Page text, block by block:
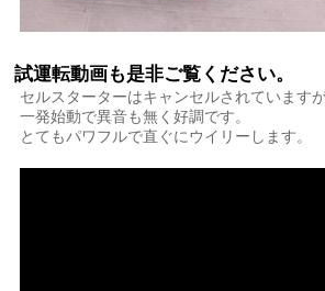
試運転動画も是非ご覧ください。
セルスターターはキャンセルされています
一発始動で異音も無く好調です。
とてもパワフルで直ぐにウイリーします。